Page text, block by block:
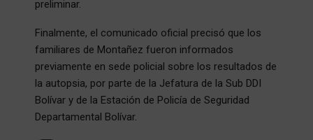
preliminar.
Finalmente, el comunicado oficial precisó que los
familiares de Montañez fueron informados
previamente en sede policial sobre los resultados de
la autopsia, por parte de la Jefatura de la Sub DDI
Bolívar y de la Estación de Policía de Seguridad
Departamental Bolívar.